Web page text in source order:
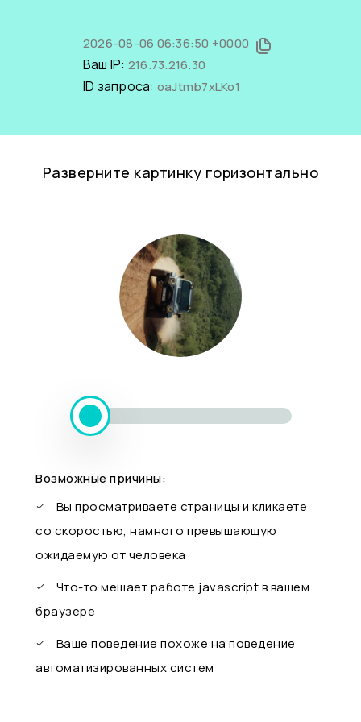
2026-08-06 06:36:50 +0000
Ваш IP: 216.73.216.30
ID запроса: oaJtmb7xLKo1
Разверните картинку горизонтально
Возможные причины:
Вы просматриваете страницы и кликаете
со скоростью, намного превышающую
ожидаемую от человека
Что-то мешает работе javascript в вашем
браузере
Ваше поведение похоже на поведение
автоматизированных систем